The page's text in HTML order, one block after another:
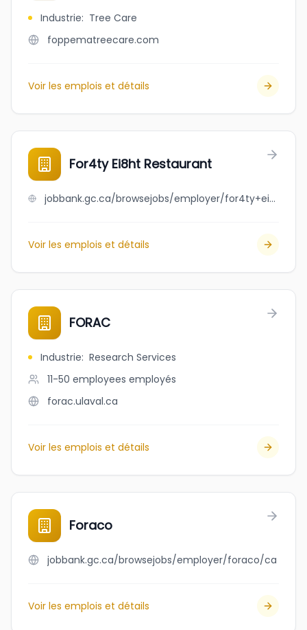
Industrie: Tree Care
foppematreecare.com
Voir les emplois et détails
For4ty Ei8ht Restaurant
jobbank.gc.ca/browsejobs/employer/for4ty+ei8ht+restaurant/ca
Voir les emplois et détails
FORAC
Industrie: Research Services
11-50 employees employés
forac.ulaval.ca
Voir les emplois et détails
Foraco
jobbank.gc.ca/browsejobs/employer/foraco/ca
Voir les emplois et détails